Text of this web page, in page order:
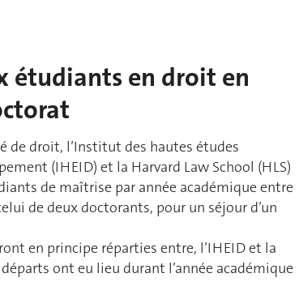
étudiants en droit en
de droit, l’Institut des hautes études
(IHEID) et la Harvard Law School (HLS)
de maîtrise par année académique entre
de deux doctorants, pour un séjour d’un
en principe réparties entre, l’IHEID et la
ont eu lieu durant l’année académique